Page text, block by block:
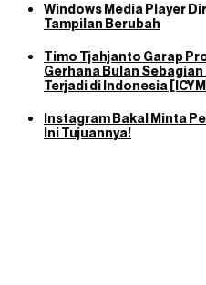
Windows Media Player
Tampilan Berubah
Timo Tjahjanto Garap
Gerhana Bulan
Terjadi di Indonesia
Instagram Bakal Minta
Ini Tujuannya!